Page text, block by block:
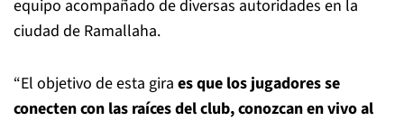
equipo acompañado de diversas autoridades en la
ciudad de Ramallaha.
“El objetivo de esta gira es que los jugadores se
conecten con las raíces del club, conozcan en vivo al